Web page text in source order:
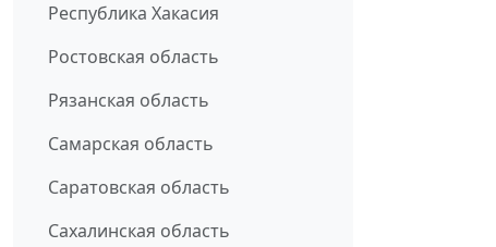
Республика Хакасия
Ростовская область
Рязанская область
Самарская область
Саратовская область
Сахалинская область